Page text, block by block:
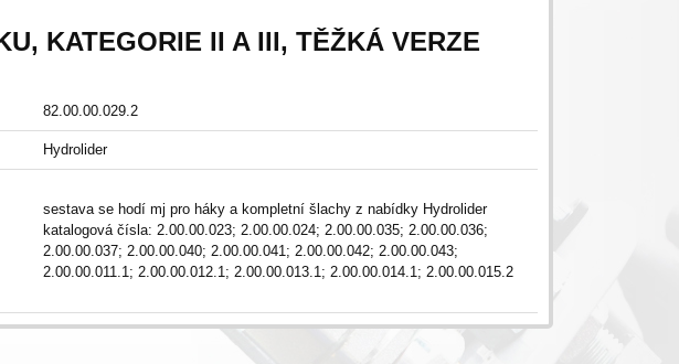
KATEGORIE II A III, TĚŽKÁ VERZE
82.00.00.029.2
Hydrolider
sestava se hodí mj pro háky a kompletní šlachy z nabídky Hydrolider
katalogová čísla: 2.00.00.023; 2.00.00.024; 2.00.00.035; 2.00.00.036;
2.00.00.037; 2.00.00.040; 2.00.00.041; 2.00.00.042; 2.00.00.043;
2.00.00.011.1; 2.00.00.012.1; 2.00.00.013.1; 2.00.00.014.1; 2.00.00.015.2